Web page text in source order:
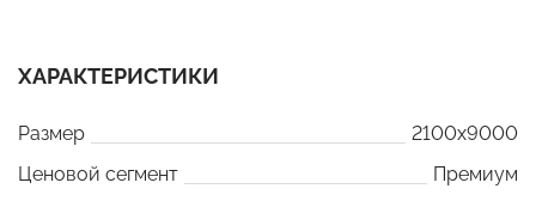
ХАРАКТЕРИСТИКИ
Размер
2100x9000
Ценовой сегмент
Премиум